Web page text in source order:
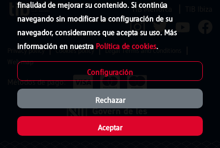
finalidad de mejorar su contenido. Si continúa
navegando sin modificar la configuración de su
navegador, consideramos que acepta su uso. Más
información en nuestra Política de cookies.
Configuración
Rechazar
Aceptar
TIB Menorca
Privacy policy Cookies policy
Legal Terms and Conditions
Web map
Métodos de pago: